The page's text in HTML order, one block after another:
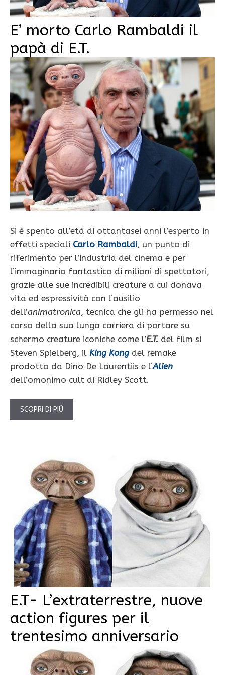
E’ morto Carlo Rambaldi il
papà di E.T.
Si è spento all’età di ottantasei anni l’esperto in
effetti speciali Carlo Rambaldi, un punto di
riferimento per l’industria del cinema e per
l’immaginario fantastico di milioni di spettatori,
grazie alle sue incredibili creature a cui donava
vita ed espressività con l’ausilio
dell’animatronica, tecnica che gli ha permesso nel
corso della sua lunga carriera di portare su
schermo creature iconiche come l’E.T. del film si
Steven Spielberg, il King Kong del remake
prodotto da Dino De Laurentiis e l’Alien
dell’omonimo cult di Ridley Scott.
SCOPRI DI PIÙ
E.T- L’extraterrestre, nuove
action figures per il
trentesimo anniversario